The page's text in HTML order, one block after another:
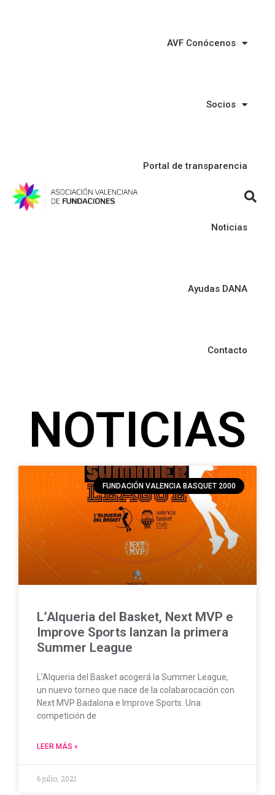
AVF Conócenos
Socios
Portal de transparencia
Noticias
Ayudas DANA
Contacto
NOTICIAS
FUNDACIÓN VALENCIA BASQUET 2000
L’Alqueria del Basket, Next MVP e
Improve Sports lanzan la primera
Summer League
L’Alqueria del Basket acogerá la Summer League,
un nuevo torneo que nace de la colabarocación con
Next MVP Badalona e Improve Sports. Una
competición de
LEER MÁS »
6 julio, 2021